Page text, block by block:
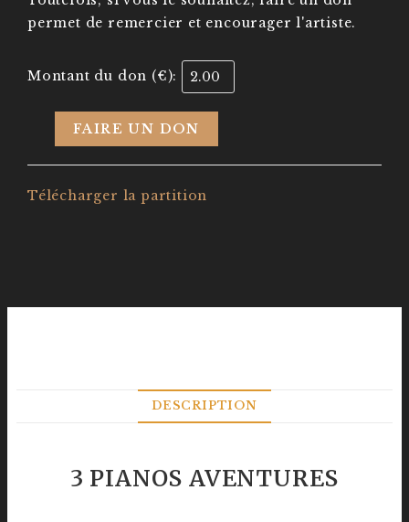
permet de remercier et encourager l'artiste.
Montant du don (€):
FAIRE UN DON
Télécharger la partition
DESCRIPTION
3 PIANOS AVENTURES